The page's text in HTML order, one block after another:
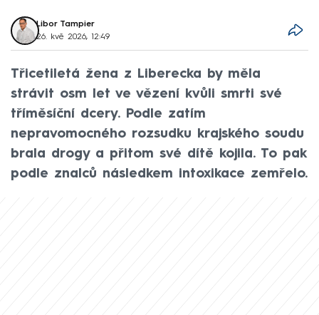
Libor Tampier
26. kvě 2026, 12:49
Třicetiletá žena z Liberecka by měla
strávit osm let ve vězení kvůli smrti své
tříměsíční dcery. Podle zatím
nepravomocného rozsudku krajského soudu
brala drogy a přitom své dítě kojila. To pak
podle znalců následkem intoxikace zemřelo.